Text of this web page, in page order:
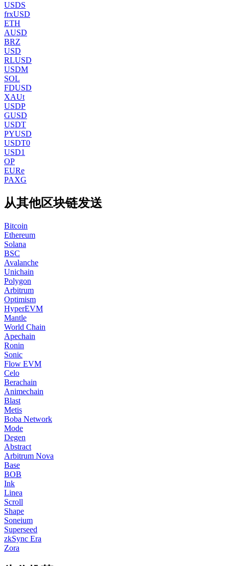
USDS
frxUSD
ETH
AUSD
BRZ
USD
RLUSD
USDM
SOL
FDUSD
XAUt
USDP
GUSD
USDT
PYUSD
USDT0
USD1
OP
EURe
PAXG
从其他区块链发送
Bitcoin
Ethereum
Solana
BSC
Avalanche
Unichain
Polygon
Arbitrum
Optimism
HyperEVM
Mantle
World Chain
Apechain
Ronin
Sonic
Flow EVM
Celo
Berachain
Animechain
Blast
Metis
Boba Network
Mode
Degen
Abstract
Arbitrum Nova
Base
BOB
Ink
Linea
Scroll
Shape
Soneium
Superseed
zkSync Era
Zora